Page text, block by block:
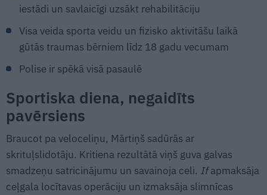
iestādi un savlaicīgi uzsākt rehabilitāciju
Visa veida sporta veidu un fizisko aktivitāšu laikā
gūtās traumas bērniem līdz 18 gadu vecumam
Polise ir spēkā visā pasaulē
Sportiska diena, negaidīts
pavērsiens
Braucot pa veloceliņu, Mārtiņš sadūrās ar
skrituļslidotāju. Kritiena rezultātā viņš guva galvas
smadzeņu satricinājumu un savainoja celi. Ifapmaksāja
ceļgala locītavas operāciju un izmaksāja slimnīcas